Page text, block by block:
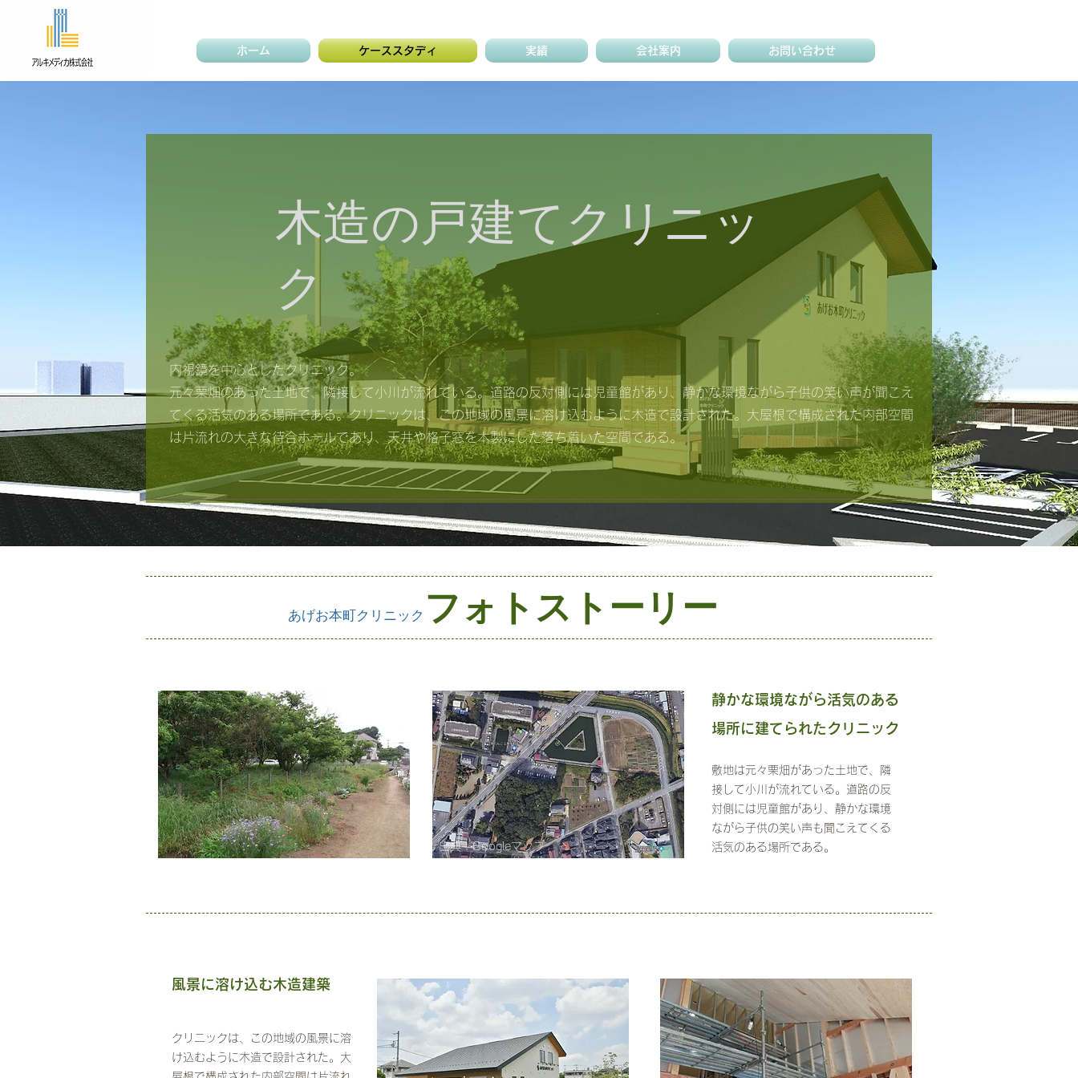
ホーム ケーススタディ 実績 会社案内 お問い合わせ
木造の戸建てクリニッ
ク
内視鏡を中心としたクリニック。
元々栗畑のあった土地で、隣接して小川が流れている。道路の反対側には児童館があり、静かな環境ながら子供の笑い声が聞こえ
てくる活気のある場所である。クリニックは、この地域の風景に溶け込むように木造で設計された。大屋根で構成された内部空間
は片流れの​大きな待合ホールであり、天井や格子窓を木製にした落ち着いた空間である。
あげお本町クリニック フォトストーリー
出典：Googleマップ
静かな環境ながら活気のある
場所に建てられたクリニック
敷地は元々栗畑があった土地で、隣
接して小川が流れている。道路の反
対側には児童館があり、静かな環境
ながら子供の笑い声も聞こえてくる
活気のある場所である。
風景に溶け込む木造建築
クリニックは、この地域の風景に溶
け込むように木造で設計された。大